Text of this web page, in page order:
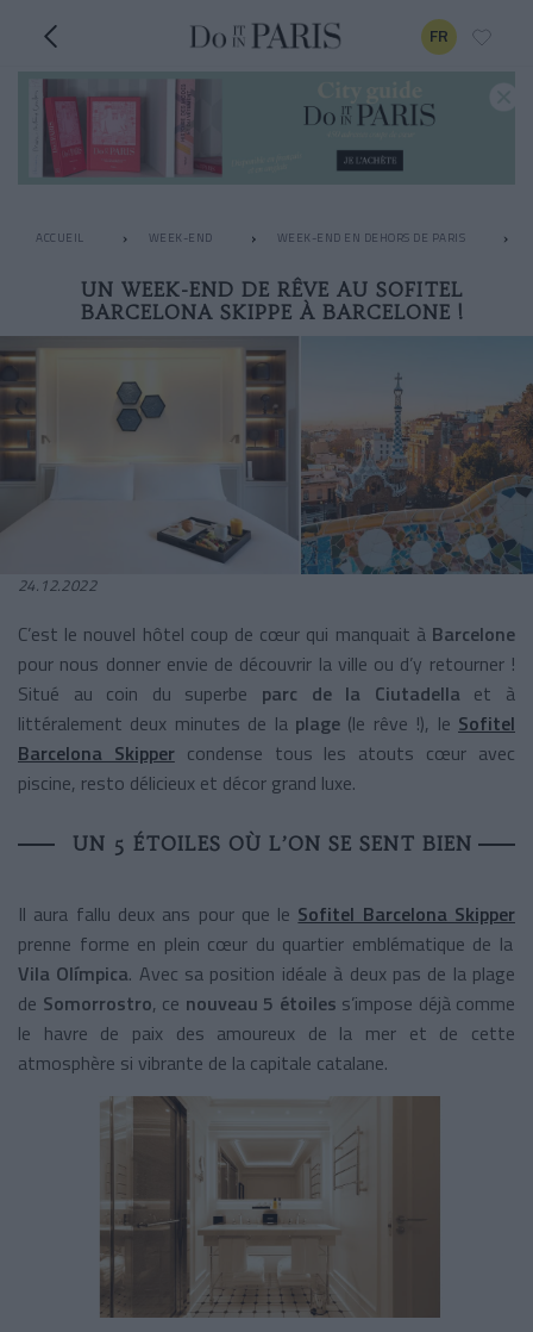
FR
ACCUEIL WEEK-END WEEK-END EN DEHORS DE PARIS
UN WEEK-END DE RÊVE AU SOFITEL
BARCELONA SKIPPE À BARCELONE !
24.12.2022
C’est le nouvel hôtel coup de cœur qui manquait à Barcelone
pour nous donner envie de découvrir la ville ou d’y retourner !
Situé au coin du superbe parc de la Ciutadella et à
littéralement deux minutes de la plage (le rêve !), le Sofitel
Barcelona Skippercondense tous les atouts cœur avec
piscine, resto délicieux et décor grand luxe.
UN 5 ÉTOILES OÙ L’ON SE SENT BIEN
Il aura fallu deux ans pour que le Sofitel Barcelona Skipper
prenne forme en plein cœur du quartier emblématique de la
Vila Olímpica. Avec sa position idéale à deux pas de la plage
de Somorrostro, ce nouveau 5 étoiles s’impose déjà comme
le havre de paix des amoureux de la mer et de cette
atmosphère si vibrante de la capitale catalane.